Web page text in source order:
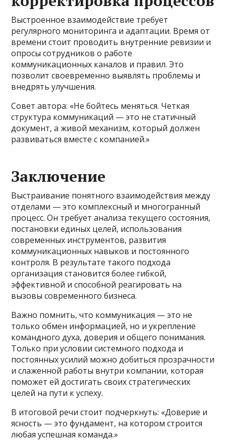
Выстроенное взаимодействие требует
регулярного мониторинга и адаптации. Время от
времени стоит проводить внутренние ревизии и
опросы сотрудников о работе
коммуникационных каналов и правил. Это
позволит своевременно выявлять проблемы и
внедрять улучшения.
Совет автора: «Не бойтесь меняться. Четкая
структура коммуникаций — это не статичный
документ, а живой механизм, который должен
развиваться вместе с компанией.»
Заключение
Выстраивание понятного взаимодействия между
отделами — это комплексный и многогранный
процесс. Он требует анализа текущего состояния,
постановки единых целей, использования
современных инструментов, развития
коммуникационных навыков и постоянного
контроля. В результате такого подхода
организация становится более гибкой,
эффективной и способной реагировать на
вызовы современного бизнеса.
Важно помнить, что коммуникация — это не
только обмен информацией, но и укрепление
командного духа, доверия и общего понимания.
Только при условии системного подхода и
постоянных усилий можно добиться прозрачности
и слаженной работы внутри компании, которая
поможет ей достигать своих стратегических
целей на пути к успеху.
В итоговой речи стоит подчеркнуть: «Доверие и
ясность — это фундамент, на котором строится
любая успешная команда.»